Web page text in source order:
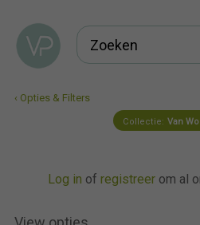
‹ Opties & Filters
Collectie: Van
Log in of registreer om al